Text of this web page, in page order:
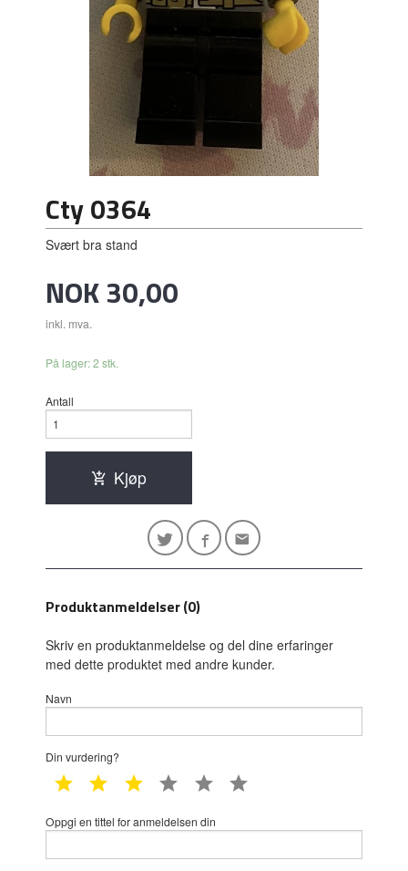
Cty 0364
Svært bra stand
Pris
NOK30,00
inkl. mva.
På lager: 2 stk.
Antall
Kjøp
Produktanmeldelser (0)
Skriv en produktanmeldelse og del dine erfaringer
med dette produktet med andre kunder.
Navn
Din vurdering?
1 star 2 star 3 star 4 star 5 star
Oppgi en tittel for anmeldelsen din